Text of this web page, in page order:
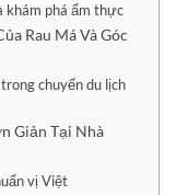
khám phá ẩm thực
Rau Má Và Góc
chuyến du lịch
Giản Tại Nhà
vị Việt